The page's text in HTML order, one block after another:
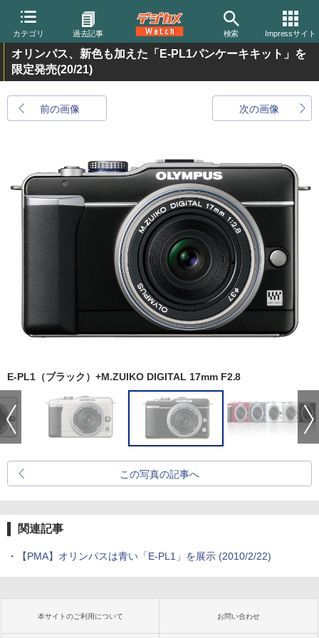
カテゴリ 過去記事 検索 Impressサイト
オリンパス、新色も加えた「E-PL1パンケーキキット」を
限定発売(20/21)
前の画像 次の画像
E-PL1（ブラック）+M.ZUIKO DIGITAL 17mm F2.8
この写真の記事へ
関連記事
・ 【PMA】オリンパスは青い「E-PL1」を展示 (2010/2/22)
本サイトのご利用について お問い合わせ